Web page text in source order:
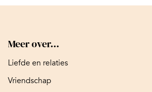
Meer over...
Liefde en relaties
Vriendschap